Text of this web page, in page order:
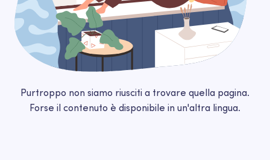
Purtroppo non siamo riusciti a trovare quella pagina.
Forse il contenuto è disponibile in un'altra lingua.